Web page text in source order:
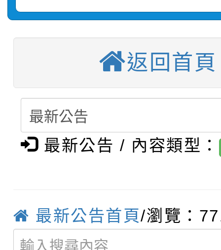
1次會員大會暨第7屆會
推動社區運動俱樂部營
權責核予出席人員公(
【甄選結果(第11招)】
結果(第11招)
【甄選結果(第3招)】
學年度第1學期第9次
結果(第3招)
桃園市家庭教育中心
程資訊」、「暑期親子
「祖孫樂淘桃」、「愛
絕-親子共學同樂會」
報，惠請貴機關(學校)
宣導。
「校園短影音徵選活動
員」簡章及活動海報，
踴躍報名參加
115學年度新生訓練注
115學年度新生補報到
學年度第1學期第7次代
結果(第10招)
【甄選結果(第2招)】
學年度第1學期第9次代
轉知：本市公務人員協
返回首頁
最新公告 / 內容類型：
最新公告首頁/瀏覽：